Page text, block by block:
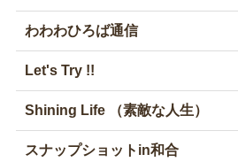
わわわひろば通信
Let's Try !!
Shining Life （素敵な人生）
スナップショットin和合